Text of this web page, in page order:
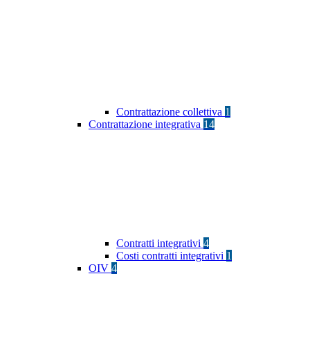
Contrattazione collettiva 1
Contrattazione integrativa 14
Contratti integrativi 4
Costi contratti integrativi 1
OIV 4